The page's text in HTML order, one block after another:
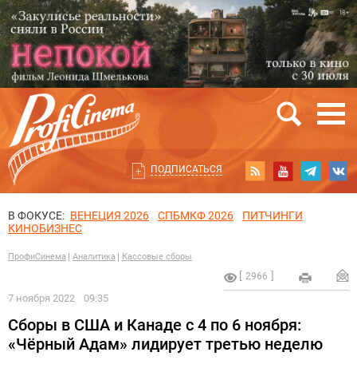
ПОДПИСАТЬСЯ
В ФОКУСЕ: ВЕНЕЦИЯ 2026 СПБМКФ 2026
ПИТЧИНГИ
КИНОБИЗНЕС
ПрофиСинема Аналитика Кассовые сборы
2966
7 ноября 2022 09:35
Сборы в США и Канаде с 4 по 6 ноября:
«Чёрный Адам» лидирует третью неделю